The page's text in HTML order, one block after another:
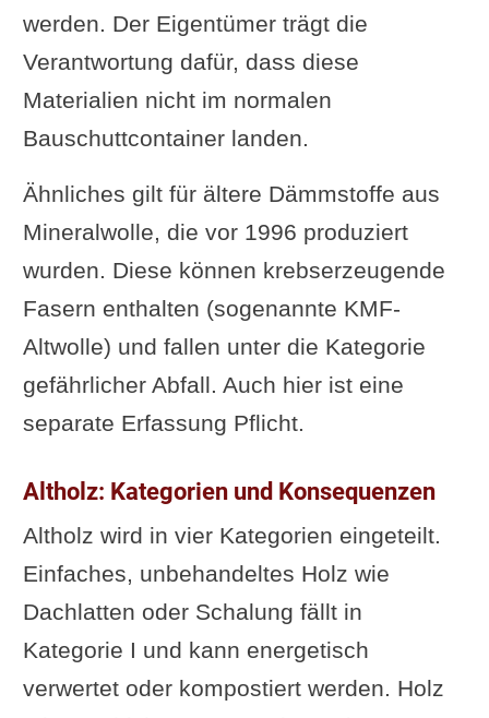
werden. Der Eigentümer trägt die
Verantwortung dafür, dass diese
Materialien nicht im normalen
Bauschuttcontainer landen.
Ähnliches gilt für ältere Dämmstoffe aus
Mineralwolle, die vor 1996 produziert
wurden. Diese können krebserzeugende
Fasern enthalten (sogenannte KMF-
Altwolle) und fallen unter die Kategorie
gefährlicher Abfall. Auch hier ist eine
separate Erfassung Pflicht.
Altholz: Kategorien und Konsequenzen
Altholz wird in vier Kategorien eingeteilt.
Einfaches, unbehandeltes Holz wie
Dachlatten oder Schalung fällt in
Kategorie I und kann energetisch
verwertet oder kompostiert werden. Holz